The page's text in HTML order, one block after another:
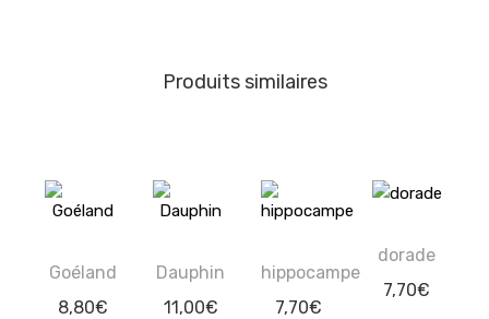
Produits similaires
Goéland
8,80€
Dauphin
11,00€
hippocampe
7,70€
dorade
7,70€